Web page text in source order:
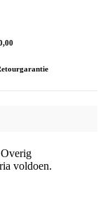
Overig
voldoen.